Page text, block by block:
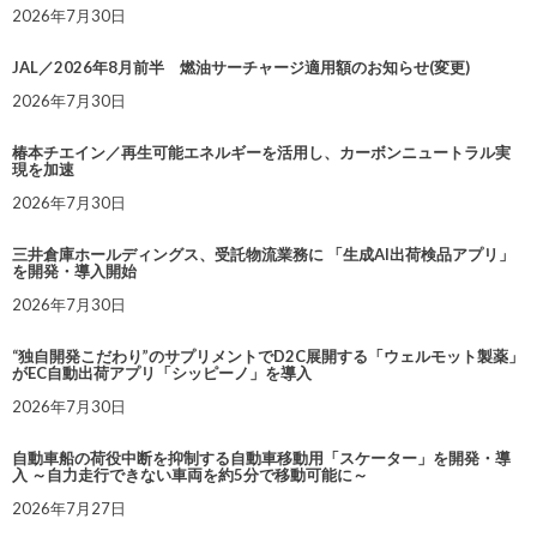
2026年7月30日
JAL／2026年8月前半 燃油サーチャージ適用額のお知らせ(変更)
2026年7月30日
椿本チエイン／再生可能エネルギーを活用し、カーボンニュートラル実
現を加速
2026年7月30日
三井倉庫ホールディングス、受託物流業務に 「生成AI出荷検品アプリ」
を開発・導入開始
2026年7月30日
“独自開発こだわり”のサプリメントでD2C展開する「ウェルモット製薬」
がEC自動出荷アプリ「シッピーノ」を導入
2026年7月30日
自動車船の荷役中断を抑制する自動車移動用「スケーター」を開発・導
入 ～自力走行できない車両を約5分で移動可能に～
2026年7月27日